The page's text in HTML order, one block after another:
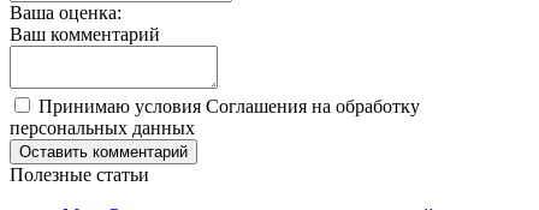
Ваша оценка:
Ваш комментарий
Принимаю условия Соглашения на обработку
персональных данных
Оставить комментарий
Полезные статьи